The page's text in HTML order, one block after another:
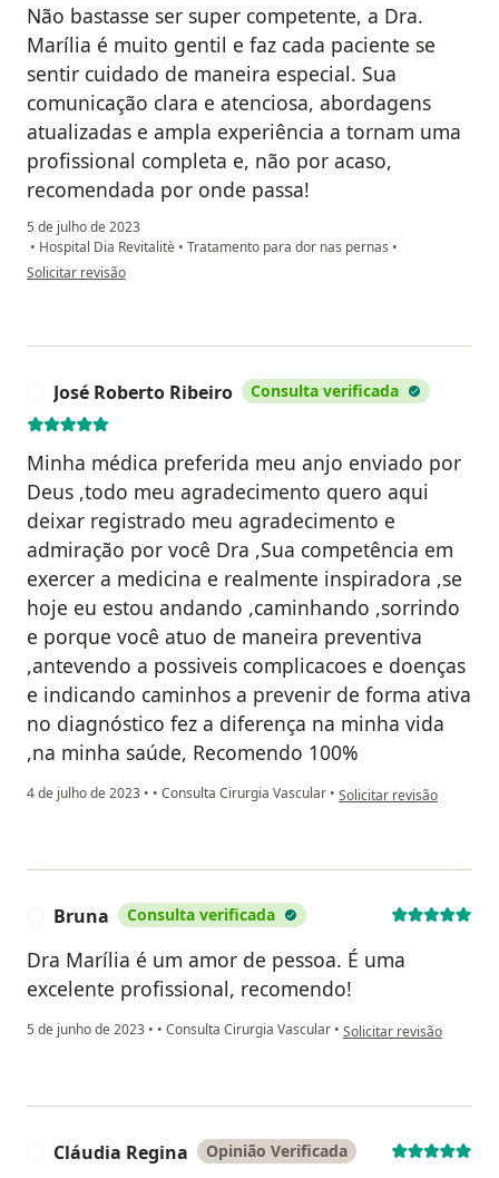
Não bastasse ser super competente, a Dra.
Marília é muito gentil e faz cada paciente se
sentir cuidado de maneira especial. Sua
comunicação clara e atenciosa, abordagens
atualizadas e ampla experiência a tornam uma
profissional completa e, não por acaso,
recomendada por onde passa!
5 de julho de 2023
• Hospital Dia Revitalitè • Tratamento para dor nas pernas •
na opinião do utilizador Maria Carolina Passos
Solicitar revisão
José Roberto Ribeiro Consulta verificada
Minha médica preferida meu anjo enviado por
Deus ,todo meu agradecimento quero aqui
deixar registrado meu agradecimento e
admiração por você Dra ,Sua competência em
exercer a medicina e realmente inspiradora ,se
hoje eu estou andando ,caminhando ,sorrindo
e porque você atuo de maneira preventiva
,antevendo a possiveis complicacoes e doenças
e indicando caminhos a prevenir de forma ativa
no diagnóstico fez a diferença na minha vida
,na minha saúde, Recomendo 100%
4 de julho de 2023 • • Consulta Cirurgia Vascular • na opinião do utilizador
Solicitar revisão
Bruna Consulta verificada
Dra Marília é um amor de pessoa. É uma
excelente profissional, recomendo!
5 de junho de 2023 • • Consulta Cirurgia Vascular • na opinião do utilizador
Solicitar revisão
Cláudia Regina Opinião Verificada